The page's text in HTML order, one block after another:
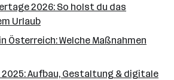
2026: So holst du das
Urlaub
Österreich: Welche Maßnahmen
Aufbau, Gestaltung & digitale